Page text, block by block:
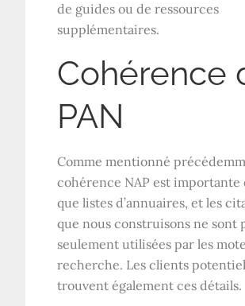
de guides ou de ressources
supplémentaires.
Cohérence
PAN
Comme mentionné
cohérence NAP est importante
que listes d’annuaires, et les
que nous construisons ne sont
seulement utilisées par les
recherche. Les clients
trouvent également ces détails.